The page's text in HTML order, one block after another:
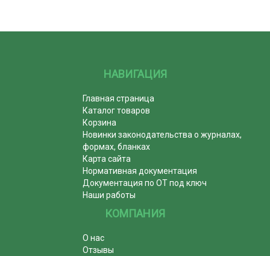
НАВИГАЦИЯ
Главная страница
Каталог товаров
Корзина
Новинки законодательства о журналах,
формах, бланках
Карта сайта
Нормативная документация
Документация по ОТ под ключ
Наши работы
КОМПАНИЯ
О нас
Отзывы